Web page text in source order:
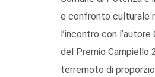
e confronto culturale
l’incontro con
del Premio Campiello
terremoto di